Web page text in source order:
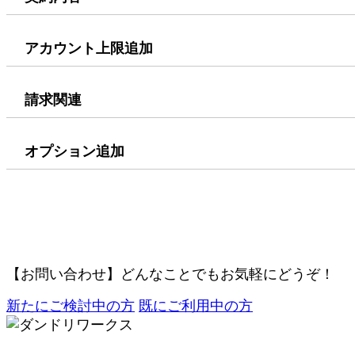
アカウント上限追加
請求関連
オプション追加
【お問い合わせ】 どんなことでもお気軽にどうぞ！
新たにご検討中の方 既にご利用中の方